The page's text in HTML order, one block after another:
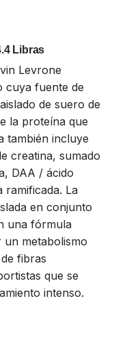
Libras
Levrone
cuya fuente de
de suero de
la proteína que
también incluye
creatina, sumado
DAA / ácido
ramificada. La
en conjunto
una fórmula
un metabolismo
fibras
que se
intenso.